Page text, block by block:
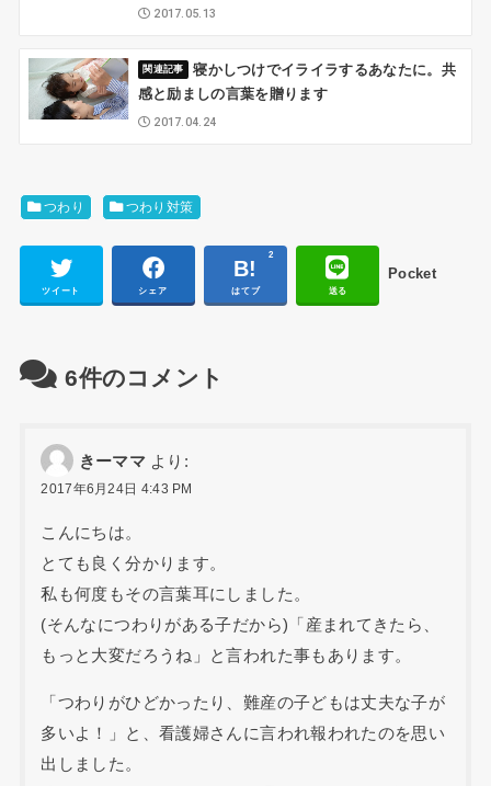
2017.05.13
寝かしつけでイライラするあなたに。共
感と励ましの言葉を贈ります
2017.04.24
つわり つわり対策
ツイート シェア はてブ
2
送る
Pocket
6件のコメント
きーママ より:
2017年6月24日 4:43 PM
こんにちは。
とても良く分かります。
私も何度もその言葉耳にしました。
(そんなにつわりがある子だから)「産まれてきたら、
もっと大変だろうね」と言われた事もあります。
「つわりがひどかったり、難産の子どもは丈夫な子が
多いよ！」と、看護婦さんに言われ報われたのを思い
出しました。